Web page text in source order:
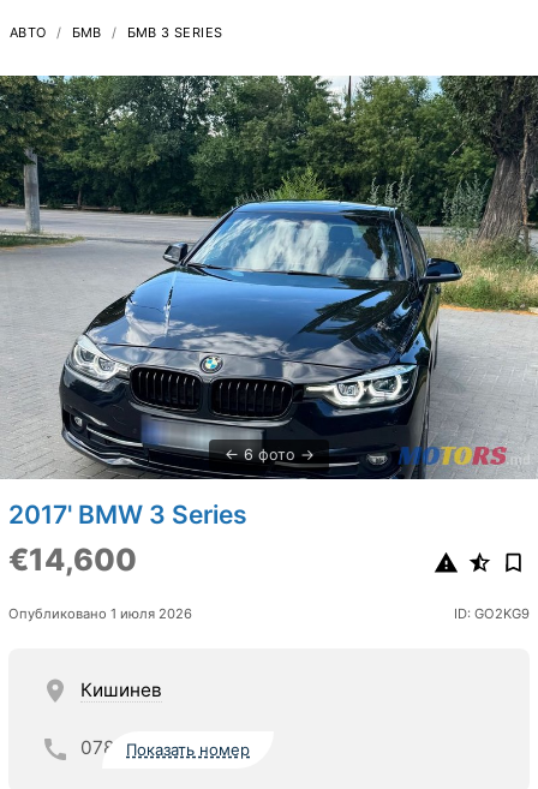
АВТО БМВ БМВ 3 SERIES
6 фото
2017' BMW 3 Series
€14,600
Опубликовано 1 июля 2026 ID: GO2KG9
Кишинев
078 Показать номер